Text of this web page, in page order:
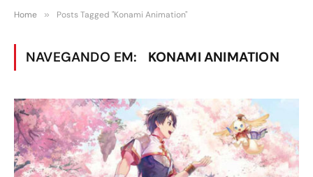
Home » Posts Tagged "Konami Animation"
NAVEGANDO EM: KONAMI ANIMATION